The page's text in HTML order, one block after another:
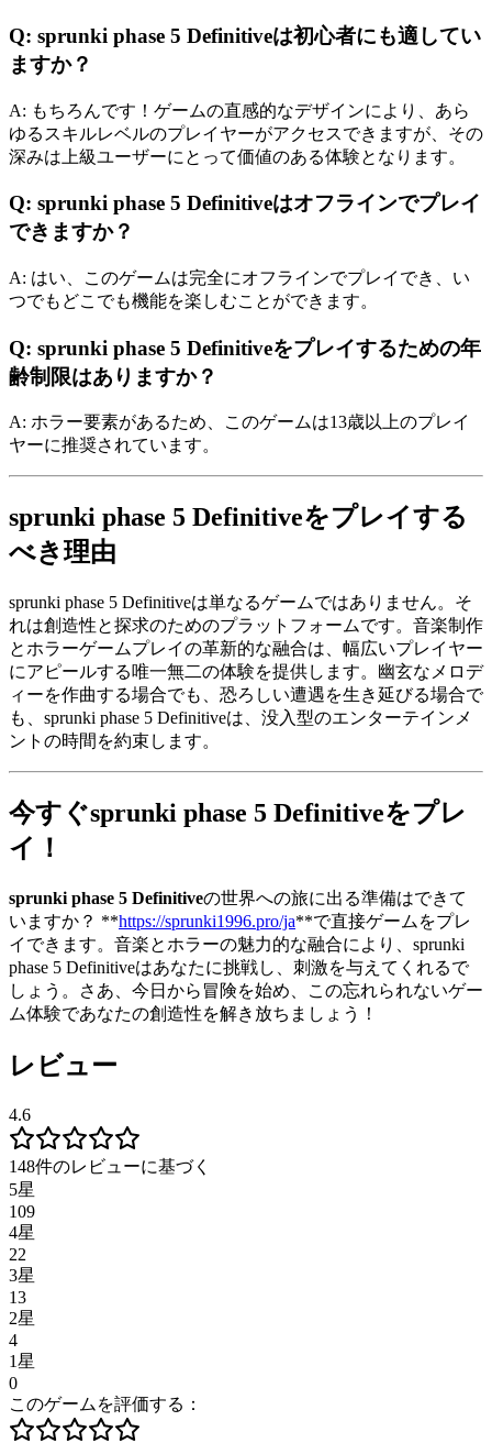
Q: sprunki phase 5 Definitiveは初心者にも適してい
ますか？
A: もちろんです！ゲームの直感的なデザインにより、あら
ゆるスキルレベルのプレイヤーがアクセスできますが、その
深みは上級ユーザーにとって価値のある体験となります。
Q: sprunki phase 5 Definitiveはオフラインでプレイ
できますか？
A: はい、このゲームは完全にオフラインでプレイでき、い
つでもどこでも機能を楽しむことができます。
Q: sprunki phase 5 Definitiveをプレイするための年
齢制限はありますか？
A: ホラー要素があるため、このゲームは13歳以上のプレイ
ヤーに推奨されています。
sprunki phase 5 Definitiveをプレイする
べき理由
sprunki phase 5 Definitiveは単なるゲームではありません。そ
れは創造性と探求のためのプラットフォームです。音楽制作
とホラーゲームプレイの革新的な融合は、幅広いプレイヤー
にアピールする唯一無二の体験を提供します。幽玄なメロデ
ィーを作曲する場合でも、恐ろしい遭遇を生き延びる場合で
も、sprunki phase 5 Definitiveは、没入型のエンターテインメ
ントの時間を約束します。
今すぐsprunki phase 5 Definitiveをプレ
イ！
sprunki phase 5 Definitiveの世界への旅に出る準備はできて
いますか？ **https://sprunki1996.pro/ja**で直接ゲームをプレ
イできます。音楽とホラーの魅力的な融合により、sprunki
phase 5 Definitiveはあなたに挑戦し、刺激を与えてくれるで
しょう。さあ、今日から冒険を始め、この忘れられないゲー
ム体験であなたの創造性を解き放ちましょう！
レビュー
4.6
148件のレビューに基づく
5星
109
4星
22
3星
13
2星
4
1星
0
このゲームを評価する：